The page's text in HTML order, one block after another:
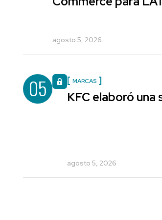
agosto 5, 2026
05 MARCAS
KFC elaboró una
agosto 5, 2026